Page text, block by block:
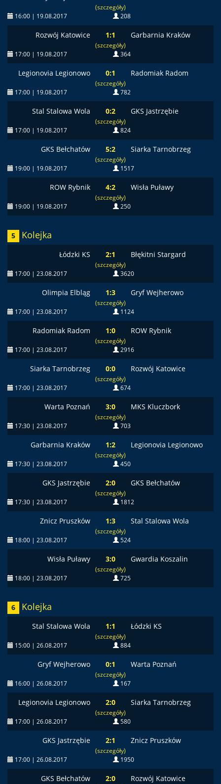
(szczegóły)
16:00 | 19.08.2017 208
Rozwój Katowice 1:1
(szczegóły)
Garbarnia Kraków
17:00 | 19.08.2017 364
Legionovia Legionowo 0:1
(szczegóły)
Radomiak Radom
17:00 | 19.08.2017 782
Stal Stalowa Wola 0:2
(szczegóły)
GKS Jastrzębie
17:00 | 19.08.2017 824
GKS Bełchatów 5:2
(szczegóły)
Siarka Tarnobrzeg
19:00 | 19.08.2017 1517
ROW Rybnik 4:2
(szczegóły)
Wisła Puławy
19:00 | 19.08.2017 250
5 Kolejka
Łódzki KS 2:1
(szczegóły)
Błękitni Stargard
17:00 | 23.08.2017 3620
Olimpia Elbląg 1:3
(szczegóły)
Gryf Wejherowo
17:00 | 23.08.2017 1124
Radomiak Radom 1:0
(szczegóły)
ROW Rybnik
17:00 | 23.08.2017 2916
Siarka Tarnobrzeg 0:0
(szczegóły)
Rozwój Katowice
17:00 | 23.08.2017 674
Warta Poznań 3:0
(szczegóły)
MKS Kluczbork
17:30 | 23.08.2017 703
Garbarnia Kraków 1:2
(szczegóły)
Legionovia Legionowo
17:30 | 23.08.2017 450
GKS Jastrzębie 2:0
(szczegóły)
GKS Bełchatów
17:30 | 23.08.2017 1812
Znicz Pruszków 1:3
(szczegóły)
Stal Stalowa Wola
18:00 | 23.08.2017 524
Wisła Puławy 3:0
(szczegóły)
Gwardia Koszalin
18:00 | 23.08.2017 725
6 Kolejka
Stal Stalowa Wola 1:1
(szczegóły)
Łódzki KS
15:00 | 26.08.2017 884
Gryf Wejherowo 0:1
(szczegóły)
Warta Poznań
16:00 | 26.08.2017 167
Legionovia Legionowo 2:0
(szczegóły)
Siarka Tarnobrzeg
17:00 | 26.08.2017 580
GKS Jastrzębie 2:1
(szczegóły)
Znicz Pruszków
17:00 | 26.08.2017 1950
GKS Bełchatów 2:0 Rozwój Katowice